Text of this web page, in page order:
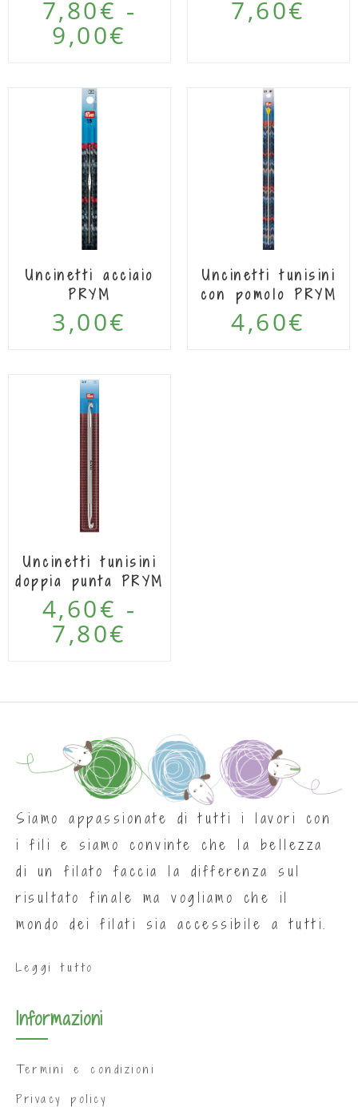
7,80€ -
9,00€
7,60€
Uncinetti acciaio
PRYM
3,00€
Uncinetti tunisini
con pomolo PRYM
4,60€
Uncinetti tunisini
doppia punta PRYM
4,60€ -
7,80€
Siamo appassionate di tutti i lavori con
i fili e siamo convinte che la bellezza
di un filato faccia la differenza sul
risultato finale ma vogliamo che il
mondo dei filati sia accessibile a tutti.
Leggi tutto
Informazioni
Termini e condizioni
Privacy policy